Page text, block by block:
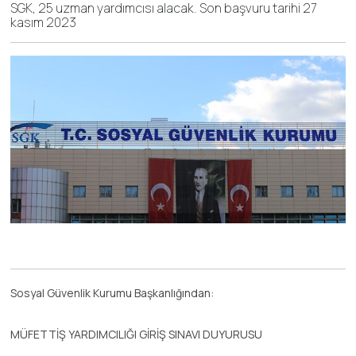
SGK, 25 uzman yardımcısı alacak. Son başvuru tarihi 27
kasım 2023
Sosyal Güvenlik Kurumu Başkanlığından:
MÜFETTİŞ YARDIMCILIĞI GİRİŞ SINAVI DUYURUSU